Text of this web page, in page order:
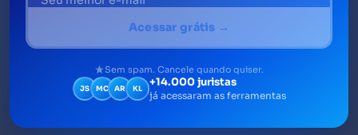
Contabilidade para advogados é o conjunto
de práticas de controle financeiro e
tributário aplicado a escritórios de
advocacia.
Acessar grátis →
Sem spam. Cancele quando quiser.
JS MC AR KL +14.000 juristas
já acessaram as ferramentas